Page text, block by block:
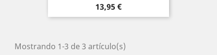
Precio
13,95 €
Mostrando 1-3 de 3 artículo(s)